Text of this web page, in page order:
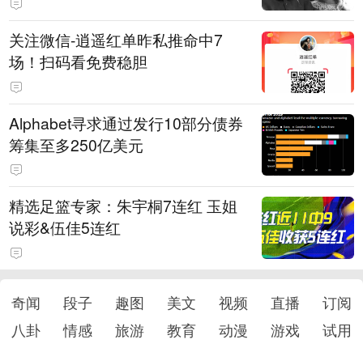
关注微信-逍遥红单昨私推命中7
场！扫码看免费稳胆
Alphabet寻求通过发行10部分债券
筹集至多250亿美元
精选足篮专家：朱宇桐7连红 玉姐
说彩&伍佳5连红
奇闻 段子 趣图 美文 视频 直播
订阅
八卦
情感 旅游 教育 动漫 游戏 试用